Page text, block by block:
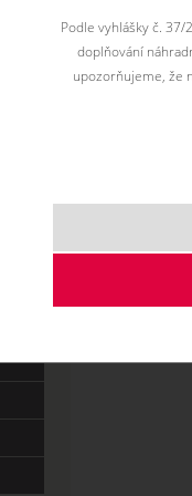
Podle vyhlášky č.
doplňování
upozorňujeme, že